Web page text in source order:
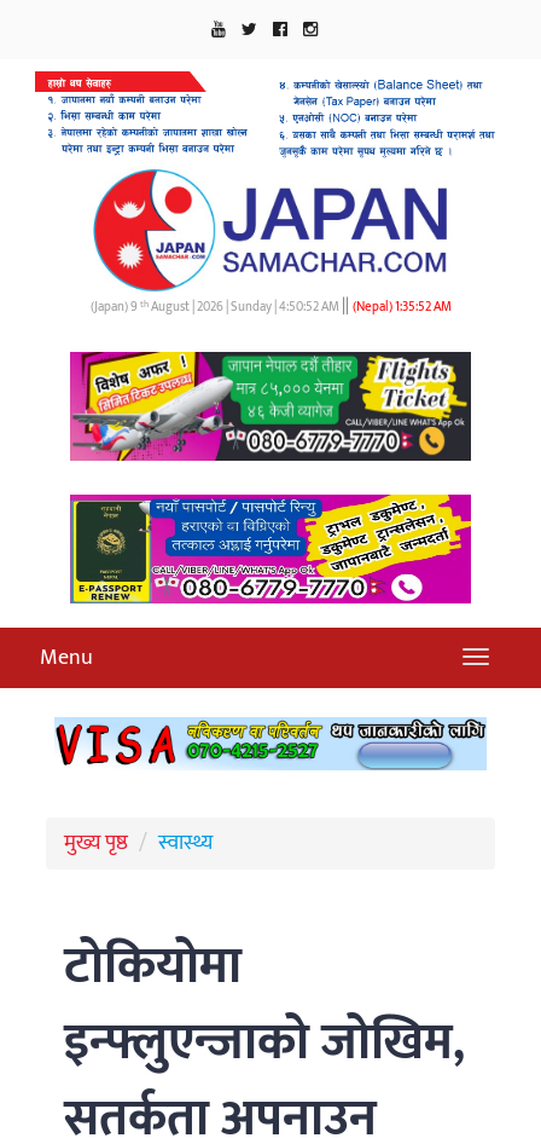
(Japan) 9 thAugust | 2026 | Sunday | 4:50:52 AM || (Nepal)1:35:52 AM
Menu
मुख्य पृष्ठ स्वास्थ्य
टोकियोमा
इन्फ्लुएन्जाको जोखिम,
सतर्कता अपनाउन